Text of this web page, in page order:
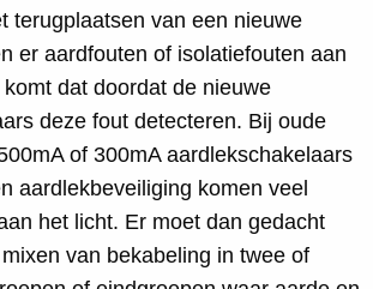
terugplaatsen van een nieuwe
er aardfouten of isolatiefouten aan
dat doordat de nieuwe
deze fout detecteren. Bij oude
of 300mA aardlekschakelaars
aardlekbeveiliging komen veel
het licht. Er moet dan gedacht
van bekabeling in twee of